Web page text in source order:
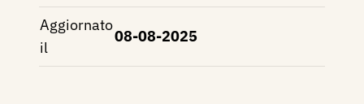
Aggiornato
il
08-08-2025